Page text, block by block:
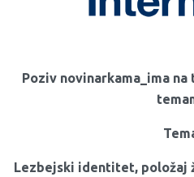
Poziv novinarkama_ima
Lezbejski identitet, položaj